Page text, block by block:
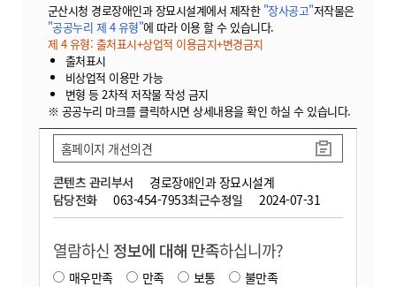
군산시청 경로장애인과 장묘시설계에서 제작한 "장사공고"저작물은
"공공누리 제 4 유형"에 따라 이용 할 수 있습니다.
제 4 유형: 출처표시+상업적 이용금지+변경금지
출처표시
비상업적 이용만 가능
변형 등 2차적 저작물 작성 금지
※ 공공누리 마크를 클릭하시면 상세내용을 확인 하실 수 있습니다.
콘텐츠 관리부서
경로장애인과 장묘시설계
담당전화
063-454-7953최근수정일 2024-07-31
홈페이지 개선의견
열람하신 정보에 대해 만족하십니까?
매우만족 만족 보통
불만족